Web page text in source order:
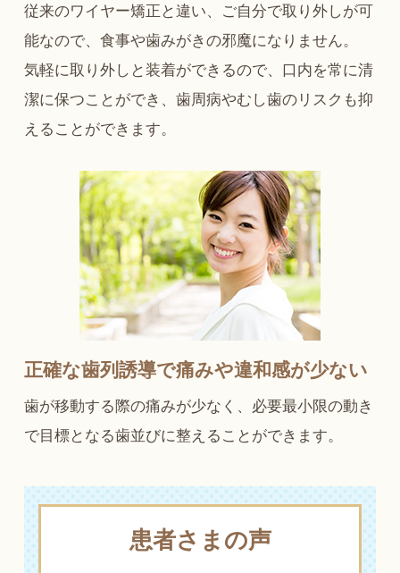
従来のワイヤー矯正と違い、ご自分で取り外しが可
能なので、食事や歯みがきの邪魔になりません。
気軽に取り外しと装着ができるので、口内を常に清
潔に保つことができ、歯周病やむし歯のリスクも抑
えることができます。
正確な歯列誘導で痛みや違和感が少ない
歯が移動する際の痛みが少なく、必要最小限の動き
で目標となる歯並びに整えることができます。
患者さまの声